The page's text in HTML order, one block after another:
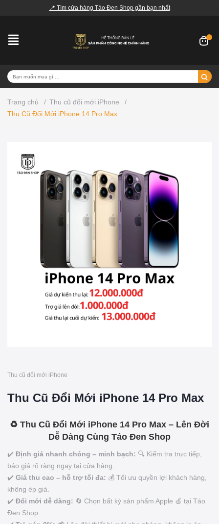
📍 Tìm cửa hàng Táo Đen Shop gần bạn nhất
Trang chủ / Thu cũ đổi mới iPhone
/
Thu Cũ Đổi Mới iPhone 14 Pro Max
Thu cũ đổi mới iPhone
Thu Cũ Đổi Mới iPhone 14 Pro Max
♻️ Thu Cũ Đổi Mới iPhone 14 Pro Max – Lên Đời
Dễ Dàng Cùng Táo Đen Shop
✔️ Định giá nhanh chóng – minh bạch: 🔍 Kiểm tra trực tiếp,
báo giá rõ ràng ngay tại cửa hàng.
✔️ Giá thu cao – hỗ trợ tối đa: 💰 Tối ưu quyền lợi khách hàng,
không ép giá.
✔️ Đổi mới dễ dàng: 🔄 Chọn bất kỳ sản phẩm Apple 🍏 tại Táo
Đen Shop.